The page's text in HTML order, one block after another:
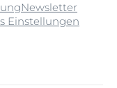
Newsletter
Einstellungen